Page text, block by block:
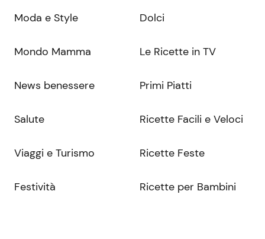
Moda e Style
Mondo Mamma
News benessere
Salute
Viaggi e Turismo
Festività
Dolci
Le Ricette in TV
Primi Piatti
Ricette Facili e Veloci
Ricette Feste
Ricette per Bambini